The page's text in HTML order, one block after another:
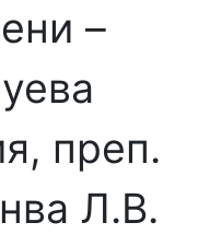
–
преп.
Л.В.